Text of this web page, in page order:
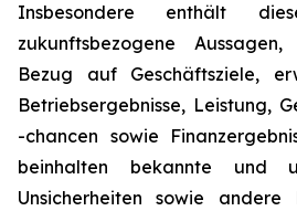
Insbesondere enthält
zukunftsbezogene
Bezug auf Geschäftsziele,
Betriebsergebnisse, Leistung,
-chancen sowie
beinhalten bekannte und
Unsicherheiten sowie